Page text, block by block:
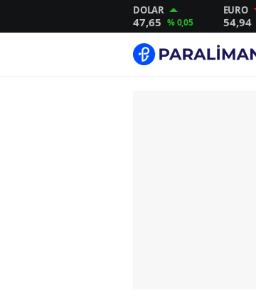
DOLAR
47,65 % 0,05
EURO
54,94